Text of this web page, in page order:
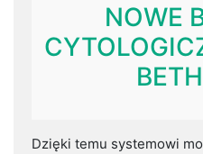
NOWE
Dzięki temu systemowi